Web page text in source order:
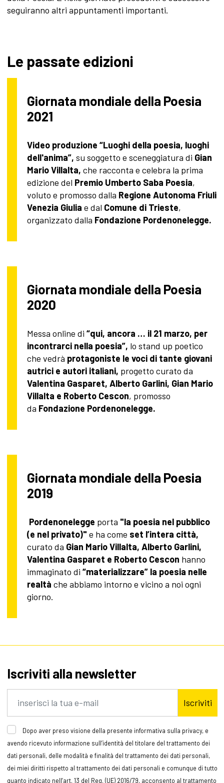
seguiranno altri appuntamenti importanti.
Le passate edizioni
Giornata mondiale della Poesia
2021
Video produzione “Luoghi della poesia, luoghi
dell'anima”, su soggetto e sceneggiatura di Gian
Mario Villalta, che racconta e celebra la prima
edizione del Premio Umberto Saba Poesia,
voluto e promosso dalla Regione Autonoma Friuli
Venezia Giulia e dal Comune di Trieste,
organizzato dalla Fondazione Pordenonelegge.
Giornata mondiale della Poesia
2020
Messa online di “qui, ancora … il 21 marzo, per
incontrarci nella poesia”, lo stand up poetico
che vedrà protagoniste le voci di tante giovani
autrici e autori italiani, progetto curato da
Valentina Gasparet, Alberto Garlini, Gian Mario
Villalta e Roberto Cescon, promosso
da Fondazione Pordenonelegge.
Giornata mondiale della Poesia
2019
Pordenonelegge porta "la poesia nel pubblico
(e nel privato)" e ha come set l’intera città,
curato da Gian Mario Villalta, Alberto Garlini,
Valentina Gasparet e Roberto Cescon hanno
immaginato di “materializzare” la poesia nelle
realtà che abbiamo intorno e vicino a noi ogni
giorno.
Iscriviti alla newsletter
Iscriviti
Dopo aver preso visione della presente informativa sulla privacy, e
avendo ricevuto informazione sull’identità del titolare del trattamento dei
dati personali, delle modalità e finalità del trattamento dei dati personali,
dei miei diritti rispetto al trattamento dei dati personali e comunque di tutto
quanto indicato nell’art. 13 del Reg. (UE) 2016/79, acconsento al trattamento